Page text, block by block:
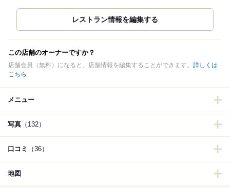
この店舗のオーナーですか？
店舗会員（無料）になると、店舗情報を編集することができます。 詳しくは
こちら
メニュー
写真 （132）
口コミ （36）
地図